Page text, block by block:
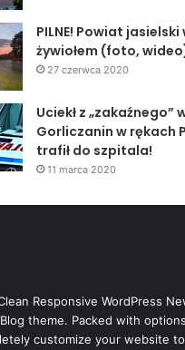
PILNE! Powiat jasielski
żywiołem (foto,
27 czerwca 2020
Uciekł z „zakaźnego”
Gorliczanin w rękach
trafił do szpitala!
11 marca 2020
Responsive WordPress
theme. Packed with
customize your website